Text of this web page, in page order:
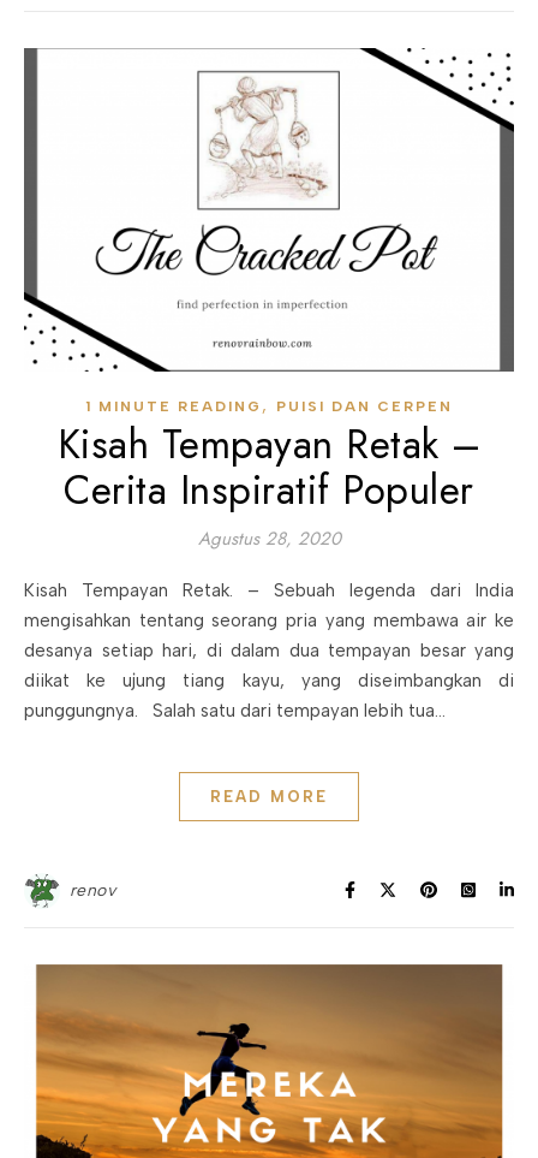
1 MINUTE READING , PUISI DAN CERPEN
Kisah Tempayan Retak –
Cerita Inspiratif Populer
Agustus 28, 2020
Kisah Tempayan Retak. – Sebuah legenda dari India
mengisahkan tentang seorang pria yang membawa air ke
desanya setiap hari, di dalam dua tempayan besar yang
diikat ke ujung tiang kayu, yang diseimbangkan di
punggungnya. Salah satu dari tempayan lebih tua…
READ MORE
renov